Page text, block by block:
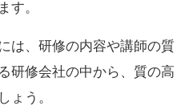
す。
は、研修の内容や講師の質
研修会社の中から、質の高
ょう。